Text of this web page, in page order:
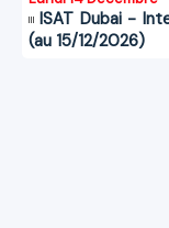
ISAT Dubai -
(au 15/12/2026)